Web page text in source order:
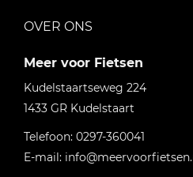
OVER ONS
Meer voor Fietsen
Kudelstaartseweg 224
1433 GR Kudelstaart
Telefoon: 0297-360041
E-mail: